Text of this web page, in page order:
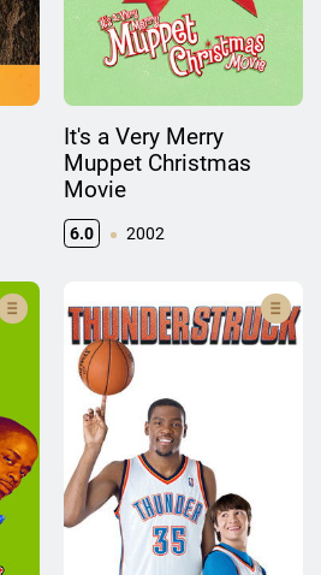
It's a Very Merry
Muppet Christmas
Movie
6.0 2002